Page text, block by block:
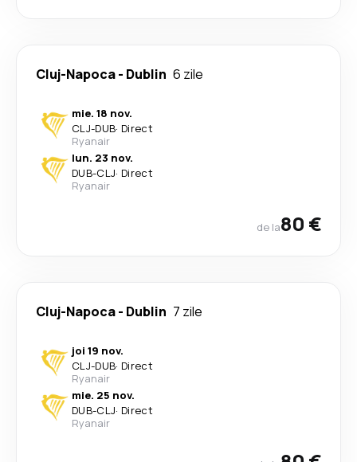
Cluj-Napoca- Dublin 6 zile
mie. 18 nov.
CLJ-DUB· Direct
Ryanair
lun. 23 nov.
DUB-CLJ· Direct
Ryanair
de la80 €
Cluj-Napoca- Dublin 7 zile
joi 19 nov.
CLJ-DUB· Direct
Ryanair
mie. 25 nov.
DUB-CLJ· Direct
Ryanair